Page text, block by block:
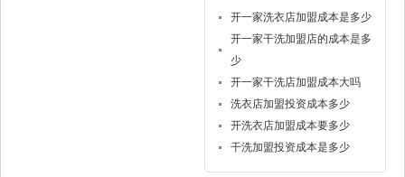
开一家洗衣店加盟成本是多少
开一家干洗加盟店的成本是多
少
开一家干洗店加盟成本大吗
洗衣店加盟投资成本多少
开洗衣店加盟成本要多少
干洗加盟投资成本是多少